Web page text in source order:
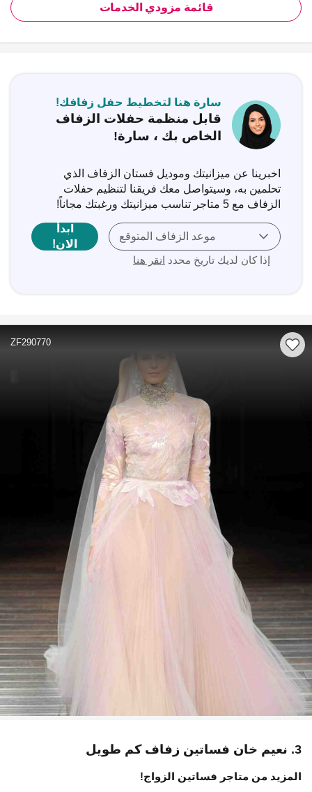
قائمة مزودي الخدمات
سارة هنا لتخطيط حفل زفافك!
قابل منظمة حفلات الزفاف
الخاص بك ، سارة!
اخبرينا عن ميزانيتك وموديل فستان الزفاف الذي
تحلمين به، وسيتواصل معك فريقنا لتنظيم حفلات
الزفاف مع 5 متاجر تناسب ميزانيتك ورغبتك مجاناً!
موعد الزفاف المتوقع
إذا كان لديك تاريخ محدد انقر هنا
ابدأ
الان!
ZF290770
3. نعيم خان فساتين زفاف كم طويل
المزيد من متاجر فساتين الزواج!